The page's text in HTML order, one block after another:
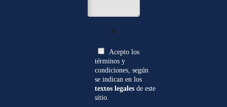
0
Acepto los
términos y
condiciones, según
se indican en los
textos legalesde este
sitio.